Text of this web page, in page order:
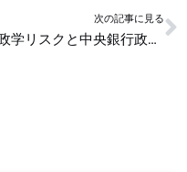
次の記事に見る
地政学リスクと中央銀行政策をわかりやすく整理